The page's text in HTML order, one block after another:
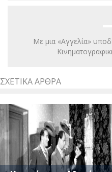
Με μια «Αγγελία»
ΣΧΕΤΙΚΆ ΆΡΘΡΑ